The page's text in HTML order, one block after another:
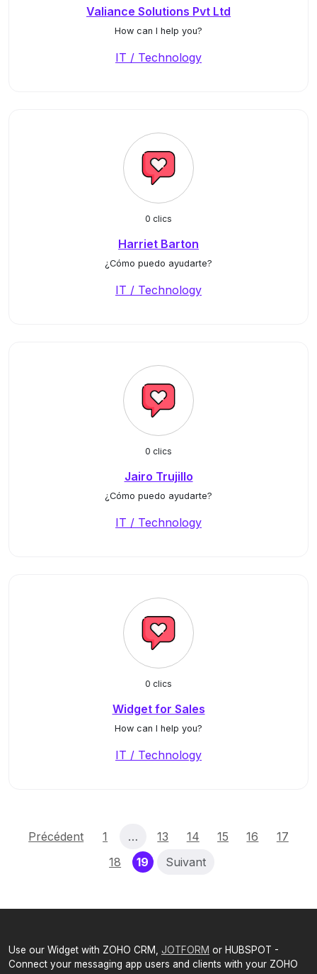
Valiance Solutions Pvt Ltd
How can I help you?
IT / Technology
0 clics
Harriet Barton
¿Cómo puedo ayudarte?
IT / Technology
0 clics
Jairo Trujillo
¿Cómo puedo ayudarte?
IT / Technology
0 clics
Widget for Sales
How can I help you?
IT / Technology
Précédent 1 … 13 14 15 16
17
18
19 (current)
Suivant
Use our Widget with ZOHO CRM, JOTFORM or HUBSPOT -
Connect your messaging app users and clients with your ZOHO